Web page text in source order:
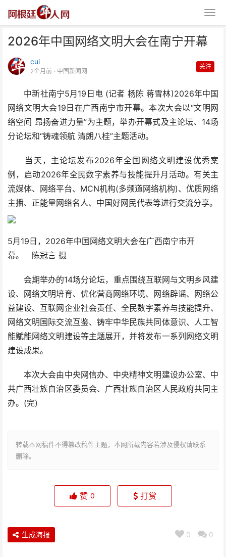
2026年中国网络文明大会在南宁开幕
cui
2个月前 · 中国新闻网
关注
中新社南宁5月19日电 (记者 杨陈 蒋雪林)2026年中国
网络文明大会19日在广西南宁市开幕。本次大会以“文明网
络空间 昂扬奋进力量”为主题，举办开幕式及主论坛、14场
分论坛和“铸魂领航 清朗八桂”主题活动。
当天，主论坛发布2026年全国网络文明建设优秀案
例，启动2026年全民数字素养与技能提升月活动。有关主
流媒体、网络平台、MCN机构(多频道网络机构)、优质网络
主播、正能量网络名人、中国好网民代表等进行交流分享。
5月19日，2026年中国网络文明大会在广西南宁市开
幕。 陈冠言 摄
会期举办的14场分论坛，重点围绕互联网与文明乡风建
设、网络文明培育、优化营商网络环境、网络辟谣、网络公
益建设、互联网企业社会责任、全民数字素养与技能提升、
网络文明国际交流互鉴、铸牢中华民族共同体意识、人工智
能赋能网络文明建设等主题展开，并将发布一系列网络文明
建设成果。
本次大会由中央网信办、中央精神文明建设办公室、中
共广西壮族自治区委员会、广西壮族自治区人民政府共同主
办。(完)
转载本网稿件不得篡改稿件主题，本网所载内容若涉及侵权请联系
删除。
2026年中国网络文明大会在南宁
开幕
赞 0 打赏
0 0
生成海报